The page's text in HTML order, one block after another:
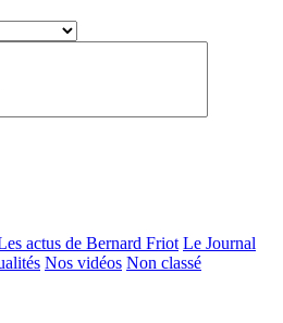
actus de Bernard Friot Le Journal
Nos vidéos Non classé